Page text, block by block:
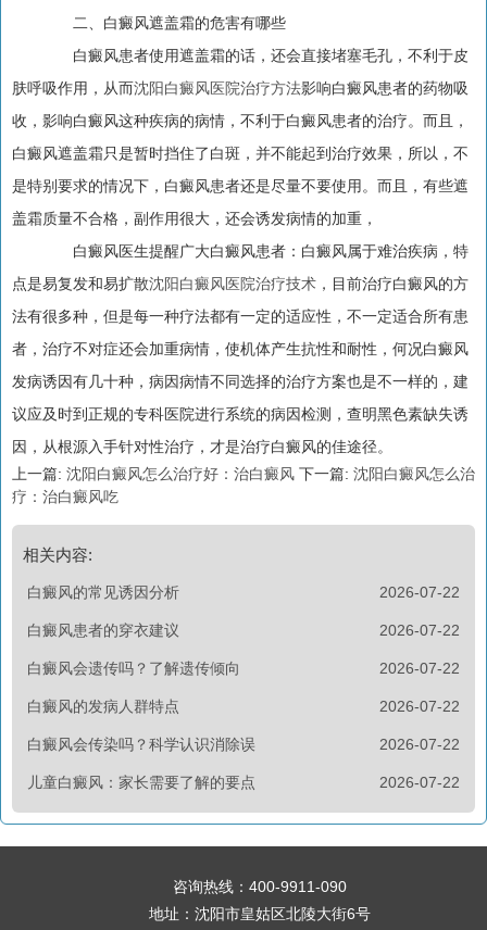
二、白癜风遮盖霜的危害有哪些
白癜风患者使用遮盖霜的话，还会直接堵塞毛孔，不利于皮
肤呼吸作用，从而沈阳白癜风医院治疗方法影响白癜风患者的药物吸
收，影响白癜风这种疾病的病情，不利于白癜风患者的治疗。而且，
白癜风遮盖霜只是暂时挡住了白斑，并不能起到治疗效果，所以，不
是特别要求的情况下，白癜风患者还是尽量不要使用。而且，有些遮
盖霜质量不合格，副作用很大，还会诱发病情的加重，
白癜风医生提醒广大白癜风患者：白癜风属于难治疾病，特
点是易复发和易扩散沈阳白癜风医院治疗技术 ，目前治疗白癜风的方
法有很多种，但是每一种疗法都有一定的适应性，不一定适合所有患
者，治疗不对症还会加重病情，使机体产生抗性和耐性，何况白癜风
发病诱因有几十种，病因病情不同选择的治疗方案也是不一样的，建
议应及时到正规的专科医院进行系统的病因检测，查明黑色素缺失诱
因，从根源入手针对性治疗，才是治疗白癜风的佳途径。
上一篇: 沈阳白癜风怎么治疗好：治白癜风 下一篇: 沈阳白癜风怎么治
疗：治白癜风吃
相关内容:
2026-07-22
白癜风的常见诱因分析
2026-07-22
白癜风患者的穿衣建议
2026-07-22
白癜风会遗传吗？了解遗传倾向
2026-07-22
白癜风的发病人群特点
2026-07-22
白癜风会传染吗？科学认识消除误
2026-07-22
儿童白癜风：家长需要了解的要点
咨询热线： 400-9911-090
地址：沈阳市皇姑区北陵大街6号